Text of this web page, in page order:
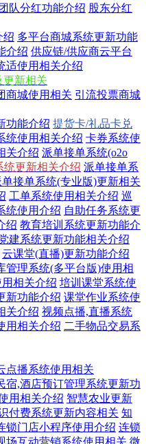
团队分红功能介绍 股东分红
绍 多平台商城系统更新功能
介绍 供应链/供应商云平台
适使用相关介绍
更新相关
商城使用相关 引流投票商城
功能介绍 提货卡/礼品卡兑
统使用相关介绍 卡券系统使
关介绍 派单接单系统(o2o
统更新相关介绍 派单接单系
单接单系统(专业版)更新相关
工单系统使用相关介绍 巡
统使用介绍 自助任务系统更
绍 教育培训系统更新功能介
建系统更新功能相关介绍
云课堂(直播)更新功能介绍
管理系统(多平台版)使用相
相关介绍 培训课堂系统使
新功能介绍 课堂作业系统使
关介绍 视频点播,直播系统
用相关介绍 二手物品交易系
点播系统使用相关
宿,酒店预订管理系统更新功
用相关介绍 智慧农业更新
付费系统更新内容相关 知
锁门店小程序使用介绍 连锁
场互动营销系统使用相关 微